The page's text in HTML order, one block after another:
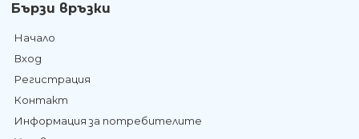
Бързи връзки
Начало
Вход
Регистрация
Контакт
Информация за потребителите